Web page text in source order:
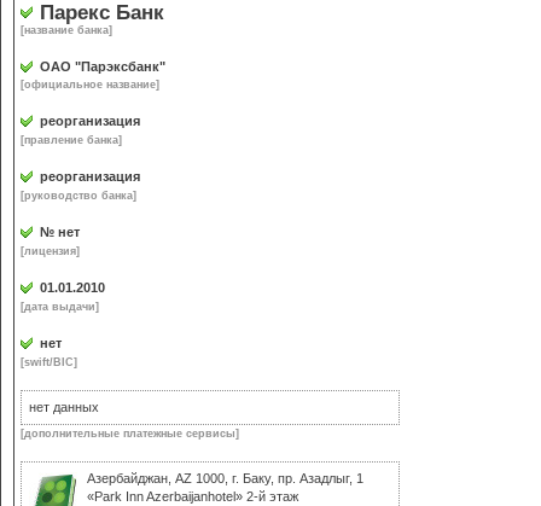
Парекс Банк
[название банка]
ОАО "Парэксбанк"
[официальное название]
реорганизация
[правление банка]
реорганизация
[руководство банка]
№ нет
[лицензия]
01.01.2010
[дата выдачи]
нет
[swift/BIC]
нет данных
[дополнительные платежные сервисы]
Азербайджан, AZ 1000, г. Баку, пр. Азадлыг, 1
«Park Inn Azerbaijanhotel» 2-й этаж